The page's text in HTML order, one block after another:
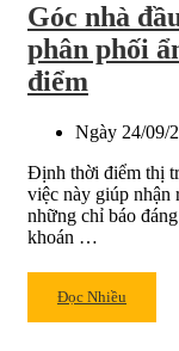
định
xu
hướng
thị
của
báo
IBD
và
khắc
phục
Góc nhà
phân phối
điểm
Ngày 24/09/
Định thời điểm thị
việc này giúp nhận
những chỉ báo
khoán …
Read
more
Đọc Nhiều